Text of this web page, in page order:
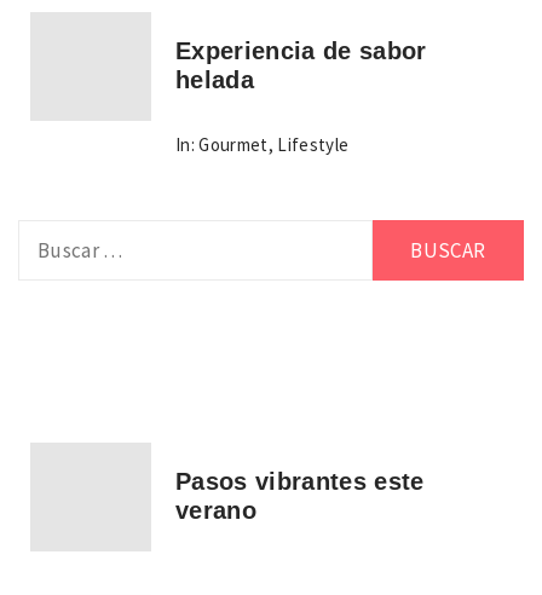
Experiencia de sabor
helada
In: Gourmet, Lifestyle
Pasos vibrantes este
verano